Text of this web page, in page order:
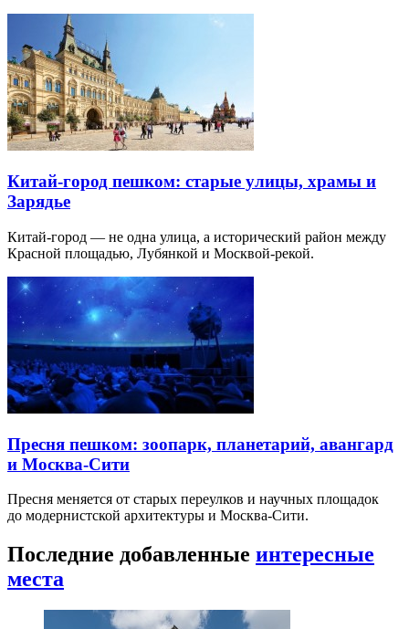
Китай-город пешком: старые улицы, храмы и
Зарядье
Китай-город — не одна улица, а исторический район между
Красной площадью, Лубянкой и Москвой-рекой.
Пресня пешком: зоопарк, планетарий, авангард
и Москва-Сити
Пресня меняется от старых переулков и научных площадок
до модернистской архитектуры и Москва-Сити.
Последние добавленные интересные
места